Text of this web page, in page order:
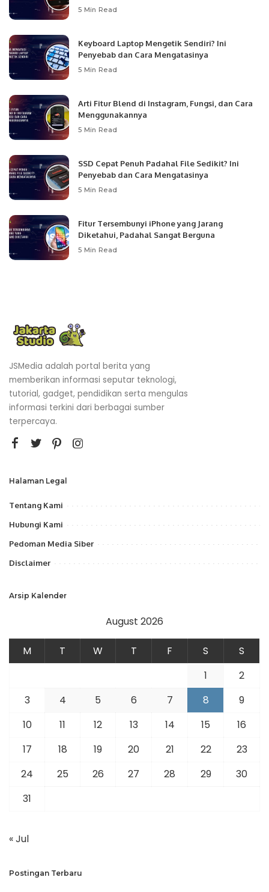
5 Min Read
Keyboard Laptop Mengetik Sendiri? Ini
Penyebab dan Cara Mengatasinya
5 Min Read
Arti Fitur Blend di Instagram, Fungsi, dan Cara
Menggunakannya
5 Min Read
SSD Cepat Penuh Padahal File Sedikit? Ini
Penyebab dan Cara Mengatasinya
5 Min Read
Fitur Tersembunyi iPhone yang Jarang
Diketahui, Padahal Sangat Berguna
5 Min Read
JSMedia adalah portal berita yang
memberikan informasi seputar teknologi,
tutorial, gadget, pendidikan serta mengulas
informasi terkini dari berbagai sumber
terpercaya.
Halaman Legal
Tentang Kami
Hubungi Kami
Pedoman Media Siber
Disclaimer
Arsip Kalender
August 2026
M T W T F S
S
1
2
3
4 5 6 7 8
9
10
11 12 13 14 15
16
17
18 19 20 21 22
23
24
25 26 27 28 29
30
31
« Jul
Postingan Terbaru